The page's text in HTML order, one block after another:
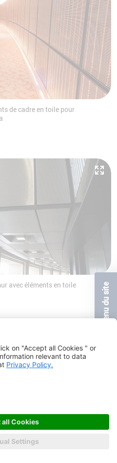
Contenu du site
de cadre en toile pour
avec éléments en toile